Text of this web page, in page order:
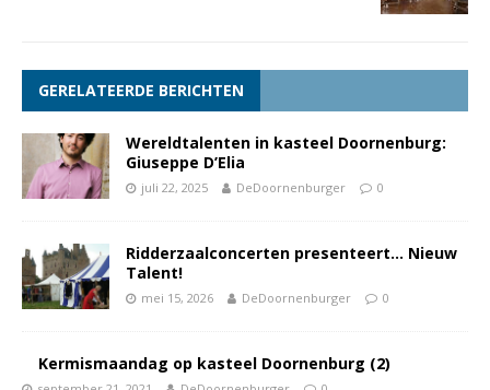
GERELATEERDE BERICHTEN
Wereldtalenten in kasteel Doornenburg:
Giuseppe D’Elia
juli 22, 2025 DeDoornenburger 0
Ridderzaalconcerten presenteert… Nieuw
Talent!
mei 15, 2026 DeDoornenburger 0
Kermismaandag op kasteel Doornenburg (2)